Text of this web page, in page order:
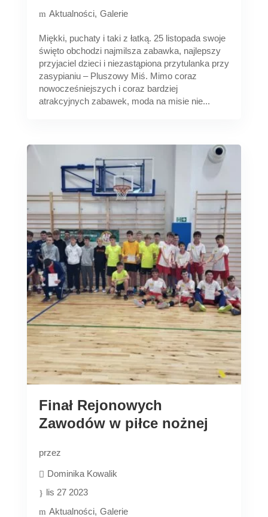
Aktualności Galerie
Miękki, puchaty i taki z łatką. 25 listopada swoje
święto obchodzi najmilsza zabawka, najlepszy
przyjaciel dzieci i niezastąpiona przytulanka przy
zasypianiu – Pluszowy Miś. Mimo coraz
nowocześniejszych i coraz bardziej
atrakcyjnych zabawek, moda na misie nie...
Finał Rejonowych
Zawodów w piłce nożnej
przez
Dominika Kowalik
lis 27 2023
Aktualności Galerie